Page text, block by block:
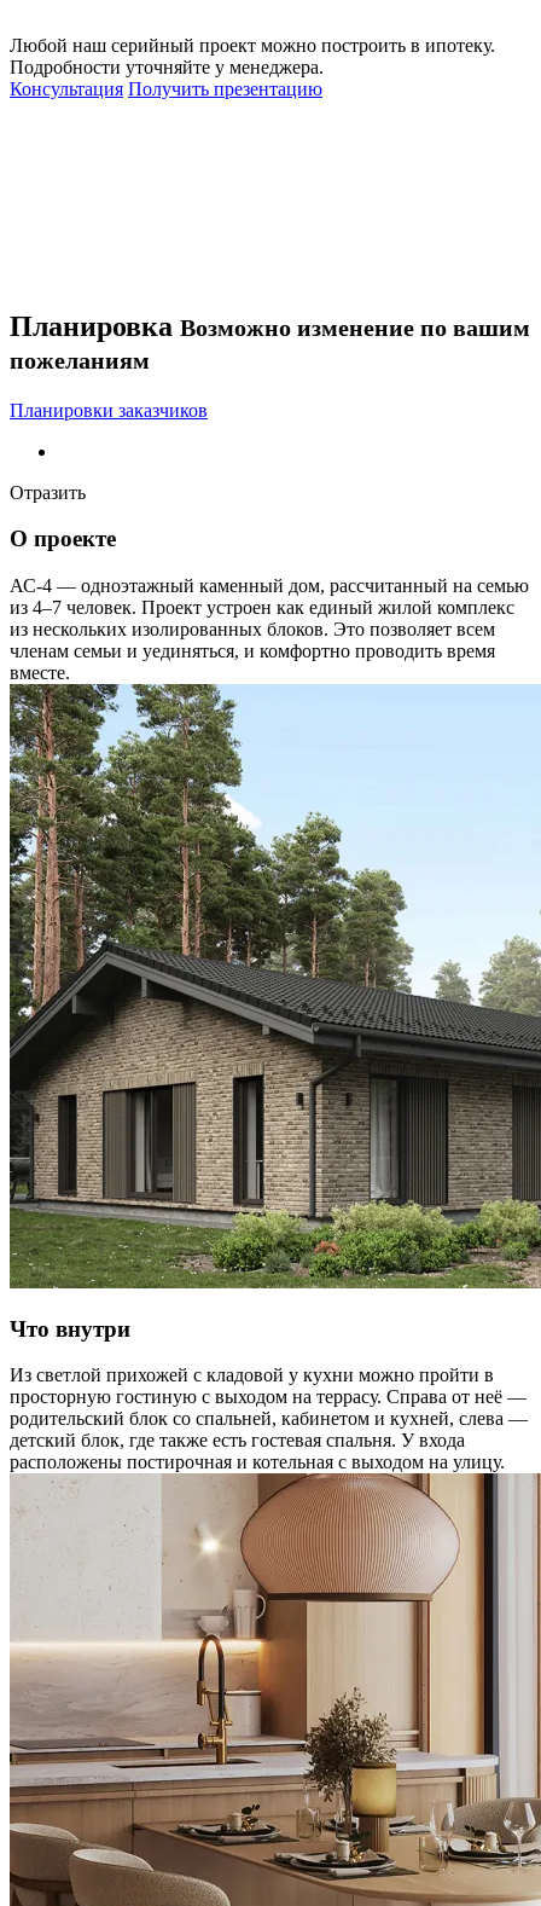
Любой наш серийный проект можно построить в ипотеку.
Подробности уточняйте у менеджера.
Консультация Получить презентацию
Планировка Возможно изменение по вашим
пожеланиям
Планировки заказчиков
Отразить
О проекте
АС-4 — одноэтажный каменный дом, рассчитанный на семью
из 4–7 человек. Проект устроен как единый жилой комплекс
из нескольких изолированных блоков. Это позволяет всем
членам семьи и уединяться, и комфортно проводить время
вместе.
Что внутри
Из светлой прихожей с кладовой у кухни можно пройти в
просторную гостиную с выходом на террасу. Справа от неё —
родительский блок со спальней, кабинетом и кухней, слева —
детский блок, где также есть гостевая спальня. У входа
расположены постирочная и котельная с выходом на улицу.